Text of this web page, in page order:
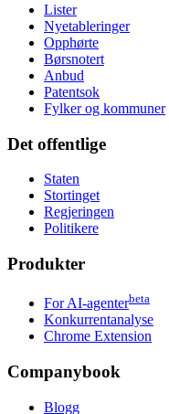
Lister
Nyetableringer
Opphørte
Børsnotert
Anbud
Patentsok
Fylker og kommuner
Det offentlige
Staten
Stortinget
Regjeringen
Politikere
Produkter
For AI-agenterbeta
Konkurrentanalyse
Chrome Extension
Companybook
Blogg